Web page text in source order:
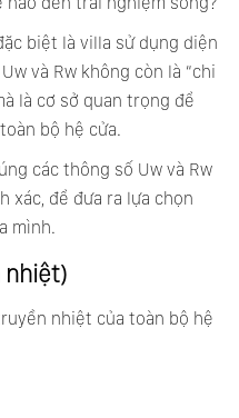
biệt là villa sử dụng diện
và Rw không còn là “chi
là cơ sở quan trọng để
bộ hệ cửa.
các thông số Uw và Rw
xác, để đưa ra lựa chọn
mình.
nhiệt)
nhiệt của toàn bộ hệ